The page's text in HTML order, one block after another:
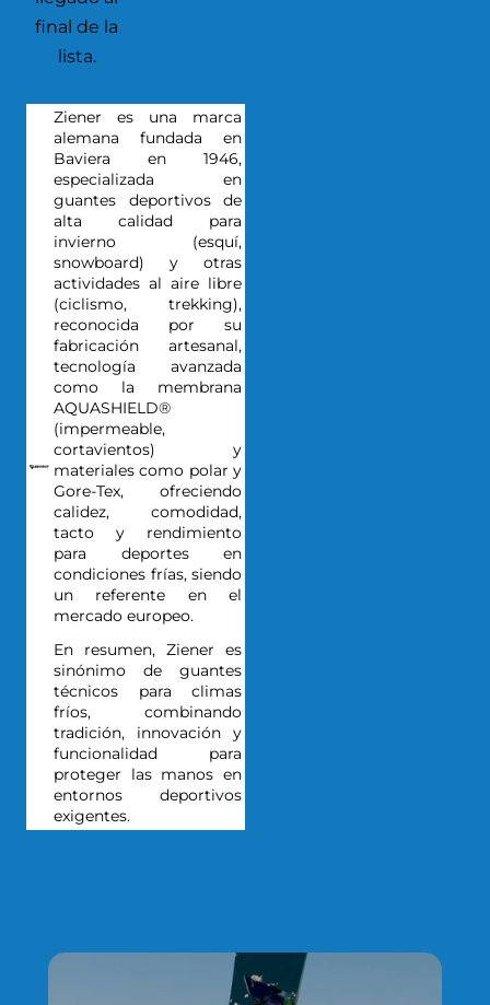
final de la
lista.
Ziener es una marca
alemana fundada en
Baviera en 1946,
especializada en
guantes deportivos de
alta calidad para
invierno (esquí,
snowboard) y otras
actividades al aire libre
(ciclismo, trekking),
reconocida por su
fabricación artesanal,
tecnología avanzada
como la membrana
AQUASHIELD®
(impermeable,
cortavientos) y
materiales como polar y
Gore-Tex, ofreciendo
calidez, comodidad,
tacto y rendimiento
para deportes en
condiciones frías, siendo
un referente en el
mercado europeo.
En resumen, Ziener es
sinónimo de guantes
técnicos para climas
fríos, combinando
tradición, innovación y
funcionalidad para
proteger las manos en
entornos deportivos
exigentes.